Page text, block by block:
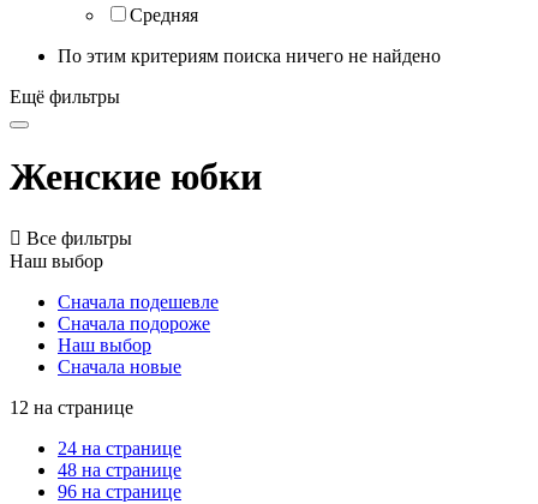
Средняя
По этим критериям поиска ничего не найдено
Ещё фильтры
Женские юбки
 Все фильтры
Наш выбор
Сначала подешевле
Сначала подороже
Наш выбор
Сначала новые
12 на странице
24 на странице
48 на странице
96 на странице